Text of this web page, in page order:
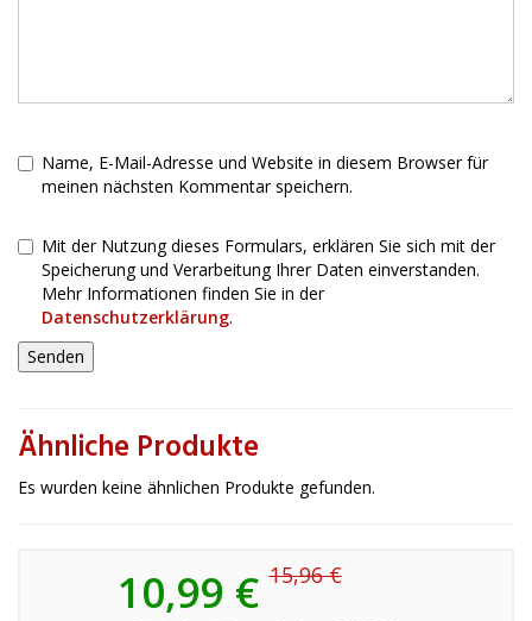
Name, E-Mail-Adresse und Website in diesem Browser für
meinen nächsten Kommentar speichern.
Mit der Nutzung dieses Formulars, erklären Sie sich mit der
Speicherung und Verarbeitung Ihrer Daten einverstanden.
Mehr Informationen finden Sie in der
Datenschutzerklärung.
Ähnliche Produkte
Es wurden keine ähnlichen Produkte gefunden.
10,99 €15,96 €